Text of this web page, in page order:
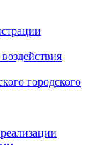
городского